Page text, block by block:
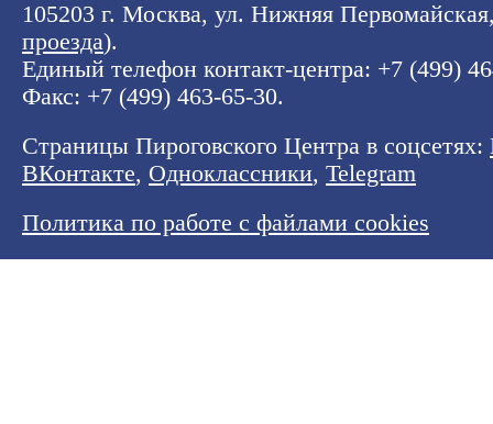
105203 г. Москва, ул. Нижняя
проезда).
Единый телефон контакт-центра: +7 (499)
Факс: +7 (499) 463-65-30.
Страницы Пироговского Центра в соцсетях:
ВКонтакте, Одноклассники, Telegram
Политика по работе с файлами cookies